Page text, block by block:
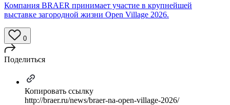
Компания BRAER принимает участие в крупнейшей
выставке загородной жизни Open Village 2026.
0
Поделиться
Копировать ссылку
http://braer.ru/news/braer-na-open-village-2026/